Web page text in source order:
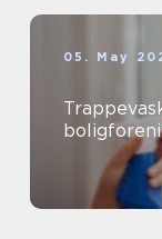
05. May
Trappevask